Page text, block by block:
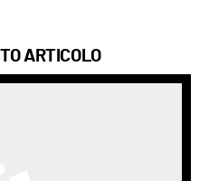
ARTICOLO